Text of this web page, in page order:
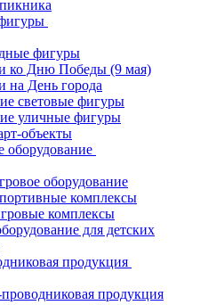
фигуры
ко Дню Победы (9 мая)
на День города
световые фигуры
уличные фигуры
объекты
оборудование
оборудование
комплексы
комплексы
для детских
продукция
продукция